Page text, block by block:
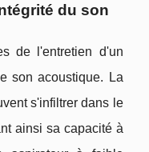
du son
de l'entretien d'un
son acoustique. La
s'infiltrer dans le
ainsi sa capacité à